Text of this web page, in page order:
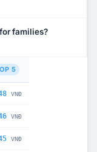
families?
5
VNĐ
VNĐ
VNĐ